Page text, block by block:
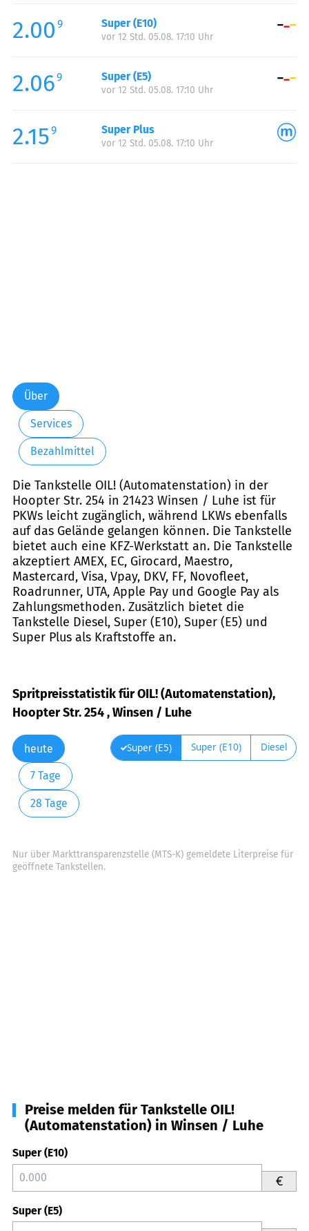
Samstag:
00:00-24:00
Sonntag:
2.00 9 Super (E10)
vor 12 Std. 05.08. 17:10 Uhr
2.069 Super (E5)
vor 12 Std. 05.08. 17:10 Uhr
2.159 Super Plus
vor 12 Std. 05.08. 17:10 Uhr
Über
Services
Bezahlmittel
Die Tankstelle OIL! (Automatenstation) in der
Hoopter Str. 254 in 21423 Winsen / Luhe ist für
PKWs leicht zugänglich, während LKWs ebenfalls
auf das Gelände gelangen können. Die Tankstelle
bietet auch eine KFZ-Werkstatt an. Die Tankstelle
akzeptiert AMEX, EC, Girocard, Maestro,
Mastercard, Visa, Vpay, DKV, FF, Novofleet,
Roadrunner, UTA, Apple Pay und Google Pay als
Zahlungsmethoden. Zusätzlich bietet die
Tankstelle Diesel, Super (E10), Super (E5) und
Super Plus als Kraftstoffe an.
Spritpreisstatistik für OIL! (Automatenstation),
Hoopter Str. 254 , Winsen / Luhe
heute
7 Tage
28 Tage
Super (E5) Super (E10) Diesel
Nur über Markttransparenzstelle (MTS-K) gemeldete Literpreise für
geöffnete Tankstellen.
Preise melden für Tankstelle OIL!
(Automatenstation) in Winsen / Luhe
Super (E10)
€
Super (E5)